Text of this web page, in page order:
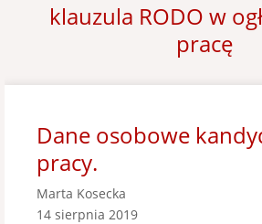
klauzula RODO w
pracę
Dane osobowe
pracy.
Marta Kosecka
14 sierpnia 2019